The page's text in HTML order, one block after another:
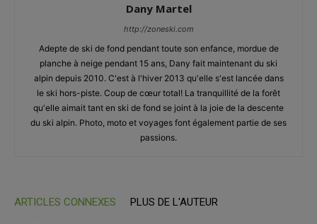
Dany Martel
http://zoneski.com
Adepte de ski de fond pendant toute son enfance, mordue de
planche à neige pendant 15 ans, Dany fait maintenant du ski
alpin depuis 2010. C'est à l'hiver 2013 qu'elle s'est lancée dans
le ski hors-piste. Coup de cœur total! La tranquillité de la forêt
qu'elle aimait tant en ski de fond se joint à la joie de la descente
du ski alpin. Photo, moto et voyages font également partie de ses
passions.
ARTICLES CONNEXES PLUS DE L'AUTEUR